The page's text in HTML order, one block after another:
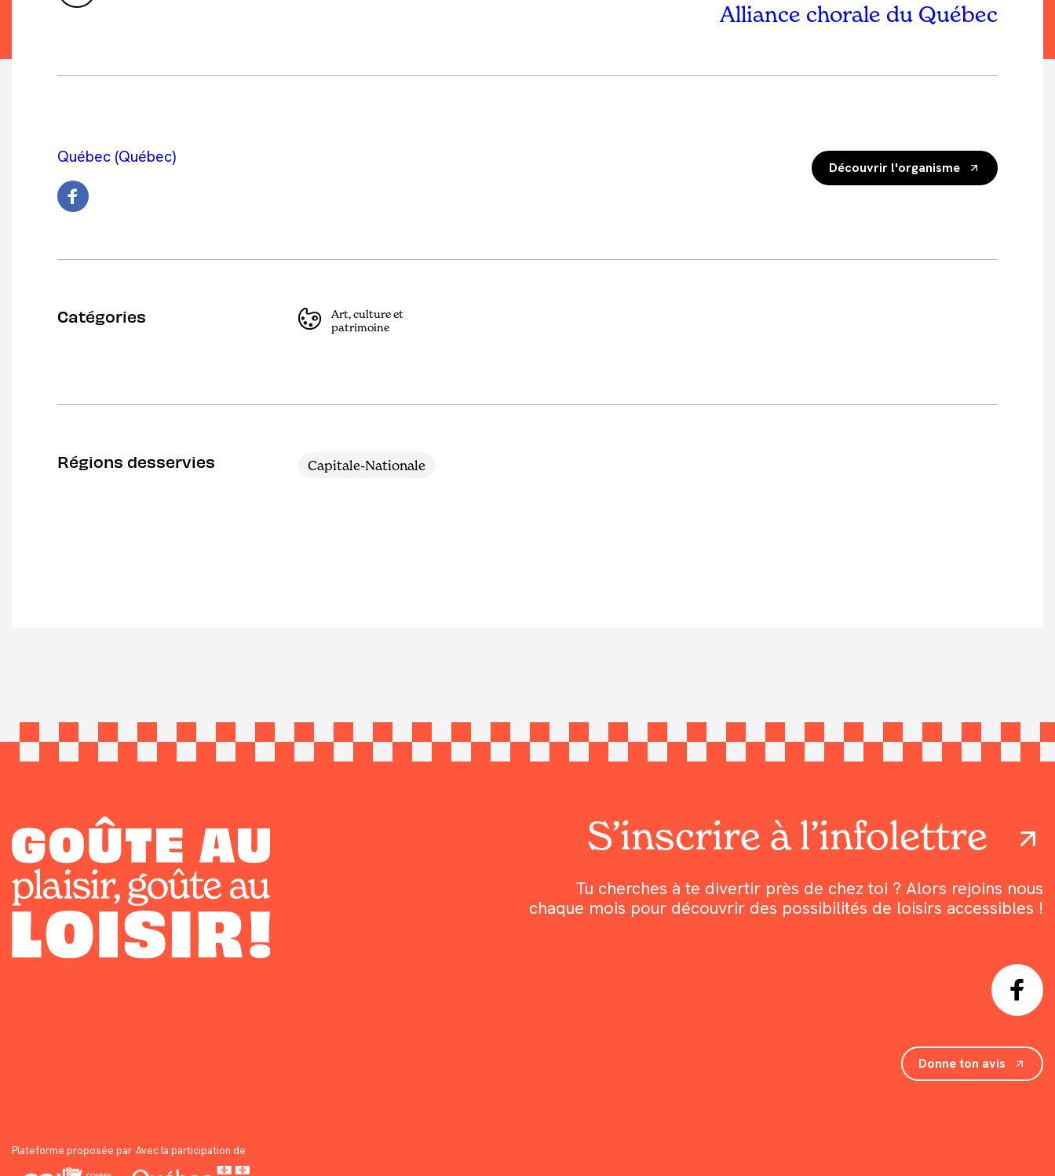
Alliance chorale du Québec
Québec (Québec)
Découvrir l'organisme
Catégories
Art, culture et
patrimoine
Régions desservies Capitale-Nationale
S’inscrire à l’infolettre
Tu cherches à te divertir près de chez toi ? Alors rejoins nous
chaque mois pour découvrir des possibilités de loisirs accessibles !
Donne ton avis
Plateforme proposée par Avec la participation de